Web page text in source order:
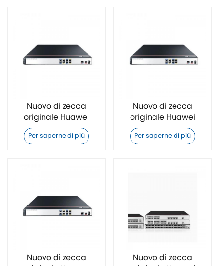
Nuovo di zecca
originale Huawei
AR6140E-S Switch
Per saperne di più
Nuovo di zecca
originale Huawei
AR6140-S Switch
Per saperne di più
Nuovo di zecca
Nuovo di zecca